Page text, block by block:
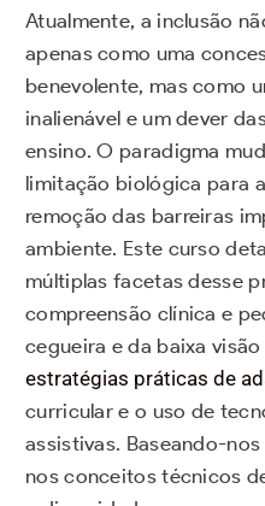
Atualmente, a inclusão
apenas como uma
benevolente, mas como
inalienável e um dever
ensino. O paradigma
limitação biológica para
remoção das barreiras
ambiente. Este curso
múltiplas facetas desse
compreensão clínica e
cegueira e da baixa visão
estratégias práticas de
curricular e o uso de
assistivas. Baseando-
nos conceitos técnicos